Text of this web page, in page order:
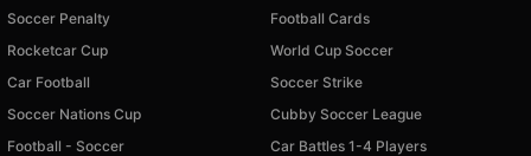
Soccer Penalty
Football Cards
Rocketcar Cup
World Cup Soccer
Car Football
Soccer Strike
Soccer Nations Cup
Cubby Soccer League
Football - Soccer
Car Battles 1-4 Players